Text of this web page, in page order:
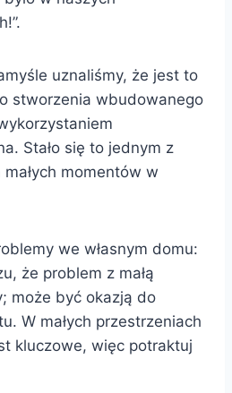
uznaliśmy, że jest to
stworzenia wbudowanego
Stało się to jednym z
momentów w
we własnym domu:
że problem z małą
może być okazją do
W małych przestrzeniach
kluczowe, więc potraktuj